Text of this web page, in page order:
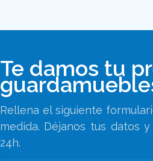
Te damos tu
Rellena el siguiente
medida. Déjanos tus datos
24h.